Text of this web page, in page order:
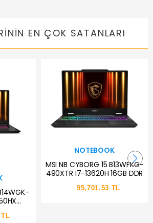
EN ÇOK SATANLARI
NOTEBOOK
MSI NB CYBORG 15 B13WFKG-
490XTR I7-13620H 16GB DDR
95,701.53 TL